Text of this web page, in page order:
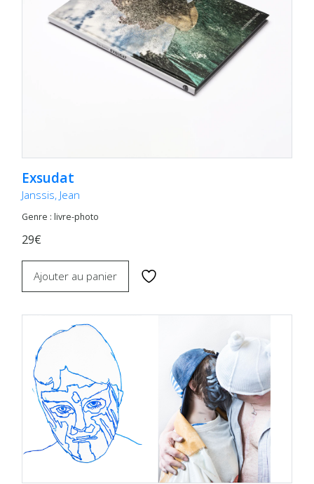
Exsudat
Janssis, Jean
Genre : livre-photo
29€
Ajouter au panier